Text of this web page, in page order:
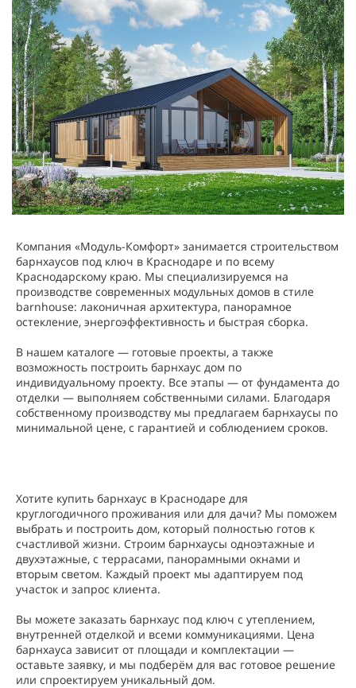
Компания «Модуль-Комфорт» занимается строительством
барнхаусов под ключ в Краснодаре и по всему
Краснодарскому краю. Мы специализируемся на
производстве современных модульных домов в стиле
barnhouse: лаконичная архитектура, панорамное
остекление, энергоэффективность и быстрая сборка.
В нашем каталоге — готовые проекты, а также
возможность построить барнхаус дом по
индивидуальному проекту. Все этапы — от фундамента до
отделки — выполняем собственными силами. Благодаря
собственному производству мы предлагаем барнхаусы по
минимальной цене, с гарантией и соблюдением сроков.
Хотите купить барнхаус в Краснодаре для
круглогодичного проживания или для дачи? Мы поможем
выбрать и построить дом, который полностью готов к
счастливой жизни. Строим барнхаусы одноэтажные и
двухэтажные, с террасами, панорамными окнами и
вторым светом. Каждый проект мы адаптируем под
участок и запрос клиента.
Вы можете заказать барнхаус под ключ с утеплением,
внутренней отделкой и всеми коммуникациями. Цена
барнхауса зависит от площади и комплектации —
оставьте заявку, и мы подберём для вас готовое решение
или спроектируем уникальный дом.